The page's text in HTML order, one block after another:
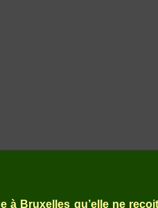
à Bruxelles qu’elle ne